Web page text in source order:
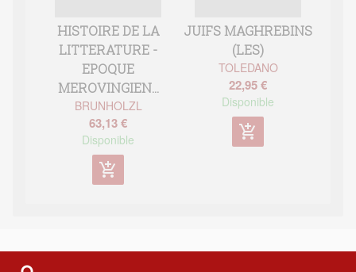
HISTOIRE DE LA
LITTERATURE -
EPOQUE
MEROVINGIEN...
BRUNHOLZL
63,13 €
Disponible
add_shopping_cart
JUIFS MAGHREBINS
(LES)
TOLEDANO
22,95 €
Disponible
add_shopping_cart